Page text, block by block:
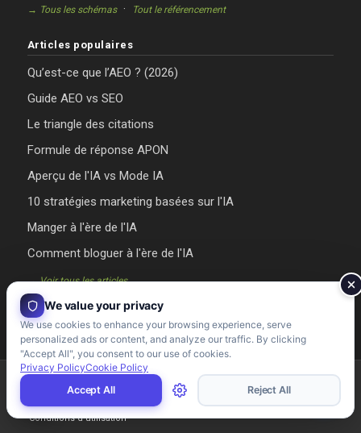
→ Tous les schémas· Tout le référencement
Articles populaires
Qu’est-ce que l’AEO ? (2026)
Guide AEO vs SEO
Le triangle des citations
Formule de réponse APON
Aperçu de l'IA vs Mode IA
10 stratégies marketing basées sur l'IA
Manger à l'ère de l'IA
Comment bloguer à l'ère de l'IA
→ Voir tous les articles
Agence Riman 2026 - Conçu et développé par l'Agence Riman
Conditions d'utilisation
We value your privacy
We use cookies to enhance your browsing experience, serve
personalized ads or content, and analyze our traffic. By clicking
"Accept All", you consent to our use of cookies.
Privacy PolicyCookie Policy
Accept All
Reject All